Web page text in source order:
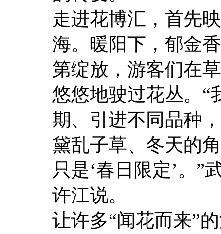
走进花博汇，首先
海。暖阳下，郁金
第绽放，游客们在
悠悠地驶过花丛。“
期、引进不同品种
黛乱子草、冬天的
只是‘春日限定’。”
许江说。
让许多“闻花而来”